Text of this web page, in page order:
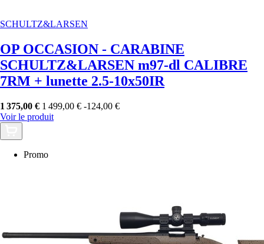
SCHULTZ&LARSEN
OP OCCASION - CARABINE
SCHULTZ&LARSEN m97-dl CALIBRE
7RM + lunette 2.5-10x50IR
1 375,00 € 1 499,00 € -124,00 €
Voir le produit
Promo